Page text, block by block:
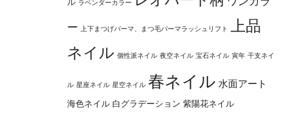
ラベンダーカラー
ー 上下まつげパーマ、まつ毛パーマラッシュリフト
上品
ネイル 個性派ネイル 夜空ネイル 宝石ネイル 寅年 干支ネイ
ル 星座ネイル 星空ネイル 春ネイル 水面アート
海色ネイル 白グラデーション 紫陽花ネイル